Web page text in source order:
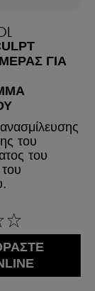
ΓΙΑ
του
του